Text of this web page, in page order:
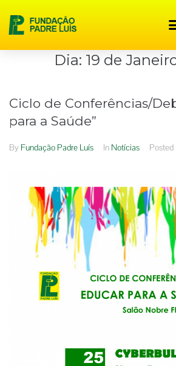
Dia: 19 de
Ciclo de Conferências/
para a Saúde”
By Fundação Padre Luís In Notícias Posted